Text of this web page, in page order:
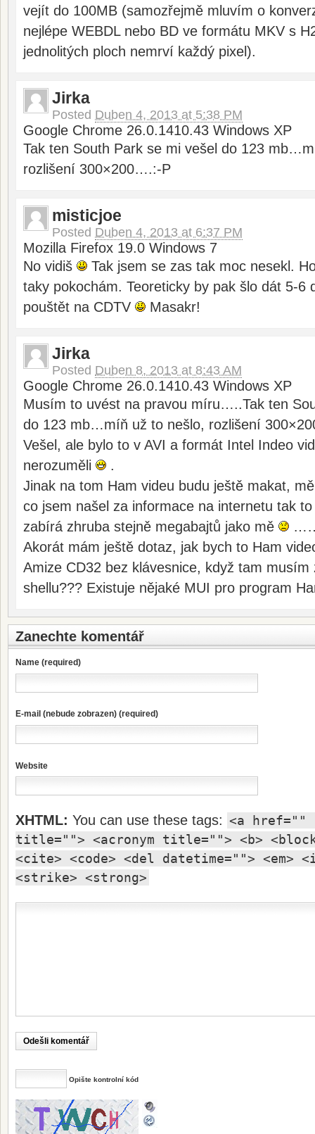
vejít do 100MB (samozřejmě mluvím o
nejlépe WEBDL nebo BD ve formátu MKV s
jednolitých ploch nemrví každý pixel).
Jirka
Posted Duben 4, 2013 at 5:38 PM
Google Chrome 26.0.1410.43 Windows XP
Tak ten South Park se mi vešel do 123
rozlišení 300×200….:-P
misticjoe
Posted Duben 4, 2013 at 6:37 PM
Mozilla Firefox 19.0 Windows 7
No vidiš
Tak jsem se zas tak moc nesekl.
taky pokochám. Teoreticky by pak šlo dát 5-6
pouštět na CDTV
Masakr!
Jirka
Posted Duben 8, 2013 at 8:43 AM
Google Chrome 26.0.1410.43 Windows XP
Musím to uvést na pravou míru…..Tak ten
do 123 mb…míň už to nešlo, rozlišení
Vešel, ale bylo to v AVI a formát Intel Indeo
nerozuměli
.
Jinak na tom Ham videu budu ještě makat,
co jsem našel za informace na internetu tak
zabírá zhruba stejně megabajtů jako mě
Akorát mám ještě dotaz, jak bych to Ham
Amize CD32 bez klávesnice, když tam
shellu??? Existuje nějaké MUI pro program
Zanechte komentář
Name (required)
E-mail (nebude zobrazen) (required)
Website
XHTML: You can use these tags: <a href=""
title=""> <acronym title=""> <b>
<cite> <code> <del datetime=""> <em>
<strike> <strong>
Opište kontrolní kód